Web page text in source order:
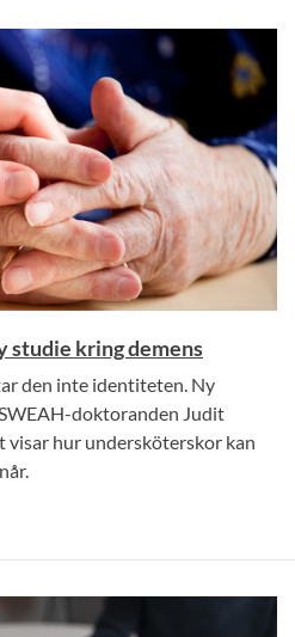
studie kring demens
den inte identiteten. Ny
doktoranden Judit
hur undersköterskor kan